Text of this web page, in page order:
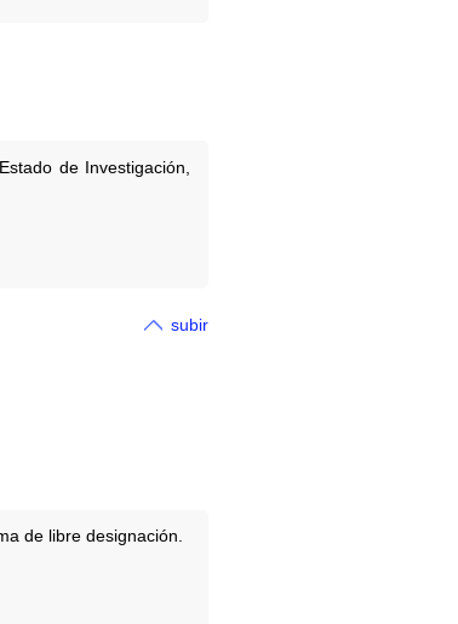
de Investigación,
subir
de libre designación.